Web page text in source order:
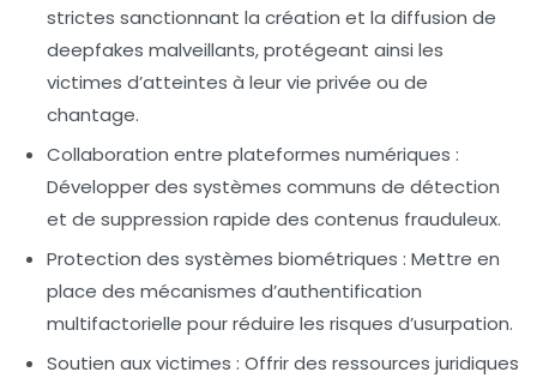
strictes sanctionnant la création et la diffusion de
deepfakes malveillants, protégeant ainsi les
victimes d’atteintes à leur vie privée ou de
chantage.
Collaboration entre plateformes numériques :
Développer des systèmes communs de détection
et de suppression rapide des contenus frauduleux.
Protection des systèmes biométriques : Mettre en
place des mécanismes d’authentification
multifactorielle pour réduire les risques d’usurpation.
Soutien aux victimes : Offrir des ressources juridiques